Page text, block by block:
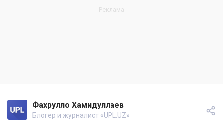
Фахрулло Хамидуллаев
Блогер и журналист «UPL.UZ»